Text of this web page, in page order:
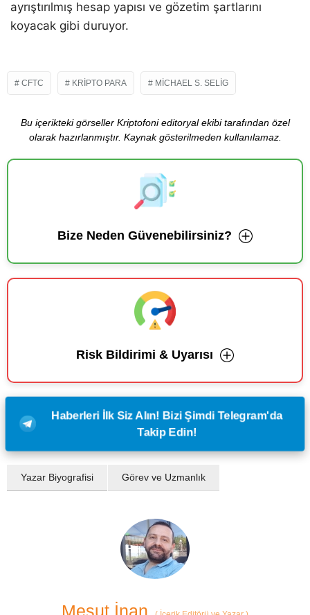
ayrıştırılmış hesap yapısı ve gözetim şartlarını
koyacak gibi duruyor.
CFTC KRIPTO PARA MICHAEL S. SELIG
Bu içerikteki görseller Kriptofoni editoryal ekibi tarafından özel
olarak hazırlanmıştır. Kaynak gösterilmeden kullanılamaz.
Bize Neden Güvenebilirsiniz?
Risk Bildirimi & Uyarısı
Haberleri İlk Siz Alın! Bizi Şimdi Telegram'da
Takip Edin!
Yazar Biyografisi Görev ve Uzmanlık
Mesut İnan